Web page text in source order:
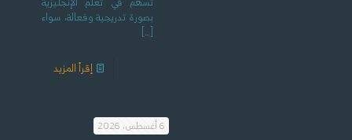
بصورة تدريجية وفعالة، سواء
[…]
إقرأ المزيد
6 أغسطس، 2026